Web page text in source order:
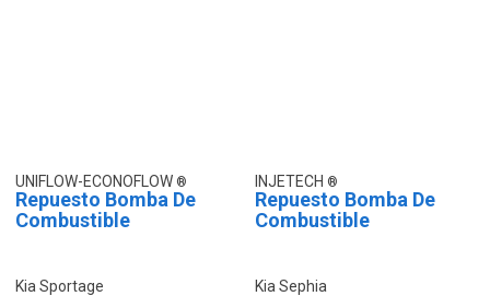
UNIFLOW-ECONOFLOW
Repuesto Bomba De
Combustible
Kia Sportage
INJETECH
Repuesto Bomba De
Combustible
Kia Sephia